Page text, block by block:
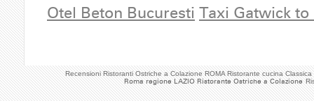
Recensioni Ristoranti Ostriche a Colazione ROMA Ristorante cucina Classica
Roma regione LAZIO Ristorante Ostriche a Colazione
Otel Beton Bucuresti Taxi Gatwick to